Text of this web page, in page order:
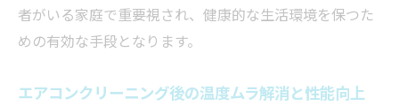
者がいる家庭で重要視され、健康的な生活環境を保つた
めの有効な手段となります。
エアコンクリーニング後の温度ムラ解消と性能向上